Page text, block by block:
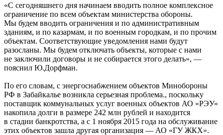
«С сегодняшнего дня начинаем вводить полное комплексное
ограничение по всем объектам министерства обороны.
Мы будем вводить ограничения и по административным
зданиям, и по казармам, и по военным городкам, и по прочим
объектам. Соответствующие уведомления нами будут
разосланы. Мы будем отключать объекты, которые с нами
не заключили договоры и не собирается этого делать», —
пояснил Ю.Дорфман.
По его словам, с энергоснабжением объектов Минобороны
РФ в Забайкалье возникла серьезная проблема., поскольку
поставщик коммунальных услуг военных объектов АО «РЭУ»
накопила долги в размере 242 млн рублей и находится
в стадии банкротства, а с 1 ноября 2015 года на обслуживание
этих объектов зашла другая организация — АО «ГУ ЖКХ».